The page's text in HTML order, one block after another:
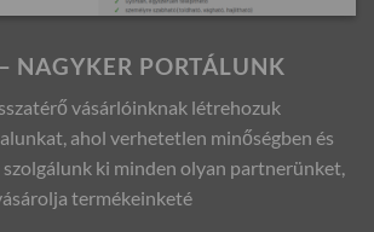
NAGYKER PORTÁLUNK
vásárlóinknak létrehozuk
ahol verhetetlen minőségben és
ki minden olyan partnerünket,
termékeinketé